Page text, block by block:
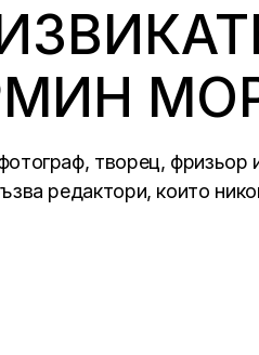
творец, фризьор
редактори, които